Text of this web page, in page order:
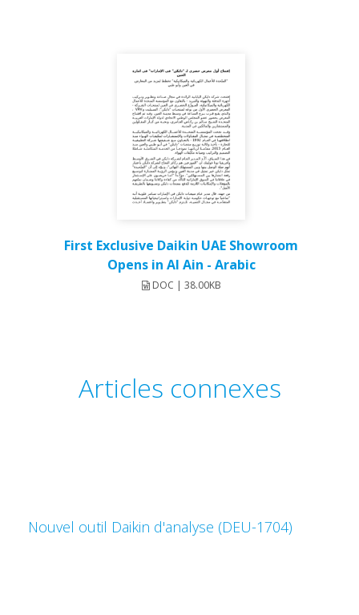
First Exclusive Daikin UAE Showroom
Opens in Al Ain - Arabic
DOC | 38.00KB
Articles connexes
Nouvel outil Daikin d'analyse (DEU-1704)